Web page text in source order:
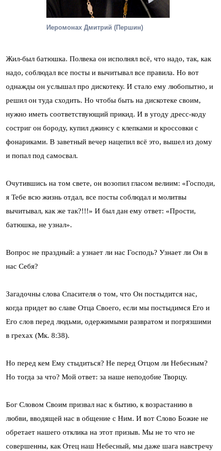
Иеромонах Дмитрий (Першин)
Жил-был батюшка. Полвека он исполнял всё, что надо, так, как
надо, соблюдал все посты и вычитывал все правила. Но вот
однажды он услышал про дискотеку. И стало ему любопытно, и
решил он туда сходить. Но чтобы быть на дискотеке своим,
нужно иметь соответствующий прикид. И в угоду дресс-коду
состриг он бороду, купил джинсу с клепками и кроссовки с
фонариками. В заветный вечер нацепил всё это, вышел из дому
и попал под самосвал.
Очутившись на том свете, он возопил гласом велиим: «Господи,
я Тебе всю жизнь отдал, все посты соблюдал и молитвы
вычитывал, как же так?!!!» И был дан ему ответ: «Прости,
батюшка, не узнал».
Вопрос не праздный: а узнает ли нас Господь? Узнает ли Он в
нас Себя?
Загадочны слова Спасителя о том, что Он постыдится нас,
когда придет во славе Отца Своего, если мы постыдимся Его и
Его слов перед людьми, одержимыми развратом и погрязшими
в грехах (Мк. 8:38).
Но перед кем Ему стыдиться? Не перед Отцом ли Небесным?
Но тогда за что? Мой ответ: за наше неподобие Творцу.
Бог Словом Своим призвал нас к бытию, к возрастанию в
любви, вводящей нас в общение с Ним. И вот Слово Божие не
обретает нашего отклика на этот призыв. Мы не то что не
совершенны, как Отец наш Небесный, мы даже шага навстречу